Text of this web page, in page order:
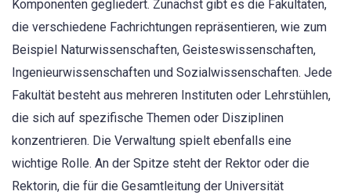
Komponenten gegliedert. Zunächst gibt es die Fakultäten,
die verschiedene Fachrichtungen repräsentieren, wie zum
Beispiel Naturwissenschaften, Geisteswissenschaften,
Ingenieurwissenschaften und Sozialwissenschaften. Jede
Fakultät besteht aus mehreren Instituten oder Lehrstühlen,
die sich auf spezifische Themen oder Disziplinen
konzentrieren. Die Verwaltung spielt ebenfalls eine
wichtige Rolle. An der Spitze steht der Rektor oder die
Rektorin, die für die Gesamtleitung der Universität